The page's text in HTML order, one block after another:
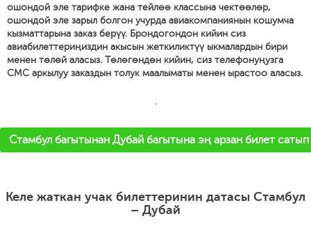
ошондой эле тарифке жана тейлөө классына чектөөлөр,
ошондой эле зарыл болгон учурда авиакомпаниянын кошумча
кызматтарына заказ берүү. Брондогондон кийин сиз
авиабилеттериңиздин акысын жеткиликтүү ыкмалардын бири
менен төлөй аласыз. Төлөгөндөн кийин, сиз телефонуңузга
СМС аркылуу заказдын толук маалыматы менен ырастоо аласыз.
'
Стамбул багытынан Дубай багытына эң арзан билет
Келе жаткан учак билеттеринин датасы Стамбул
– Дубай